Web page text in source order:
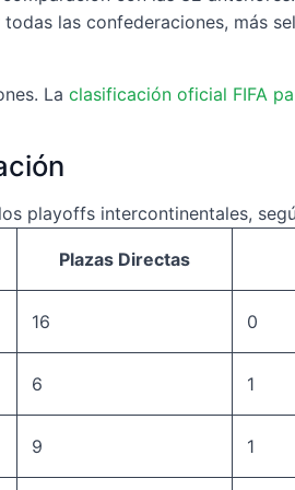
las confederaciones, más
La clasificación oficial FIFA
playoffs intercontinentales,
Plazas Directas
16 0
6 1
9 1